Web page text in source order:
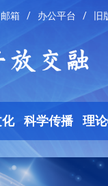
邮箱 / 办公平台 / 旧
科学传播 理